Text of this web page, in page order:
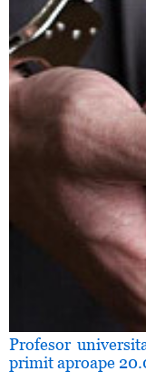
Profesor
primit aproape